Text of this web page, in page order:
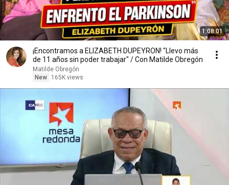
1:08:01
¡Encontramos a ELIZABETH DUPEYRON! "Llevo más
de 11 años sin poder trabajar" / Con Matilde Obregón
Matilde Obregón
New
165K views